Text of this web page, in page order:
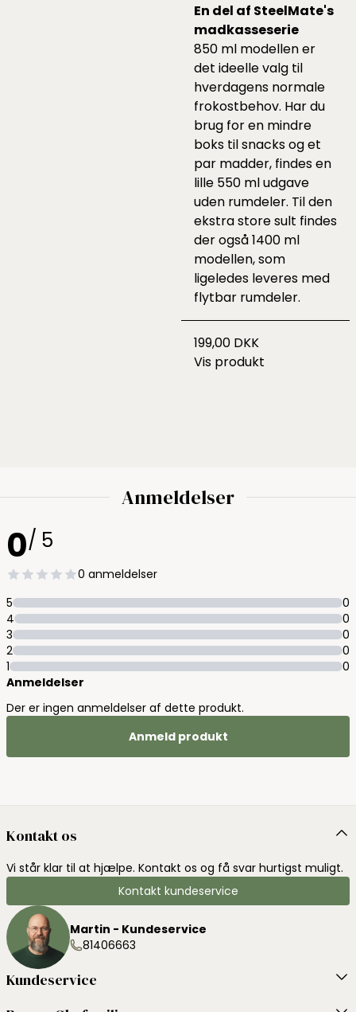
En del af SteelMate's
madkasseserie
850 ml modellen er
det ideelle valg til
hverdagens normale
frokostbehov. Har du
brug for en mindre
boks til snacks og et
par madder, findes en
lille 550 ml udgave
uden rumdeler. Til den
ekstra store sult findes
der også 1400 ml
modellen, som
ligeledes leveres med
flytbar rumdeler.
199,00 DKK
Vis produkt
Anmeldelser
0/ 5
0 anmeldelser
5
0
4
0
3
0
2
0
1
0
Anmeldelser
Der er ingen anmeldelser af dette produkt.
Anmeld produkt
Kontakt os
Vi står klar til at hjælpe. Kontakt os og få svar hurtigst muligt.
Kontakt kundeservice
Martin - Kundeservice
81406663
Kundeservice